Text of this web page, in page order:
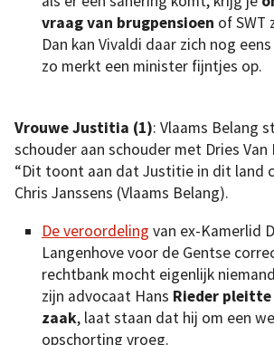
vraag van brugpensioen of SWT
Dan kan Vivaldi daar zich nog
zo merkt een minister fijntjes op.
Vrouwe Justitia (1): Vlaams Belang
schouder aan schouder met Dries Van
“Dit toont aan dat Justitie in dit land
Chris Janssens (Vlaams Belang).
De veroordeling van ex-Kamerlid
Langenhove voor de Gentse
rechtbank mocht eigenlijk
zijn advocaat Hans Rieder
zaak, laat staan dat hij om een
opschorting vroeg.